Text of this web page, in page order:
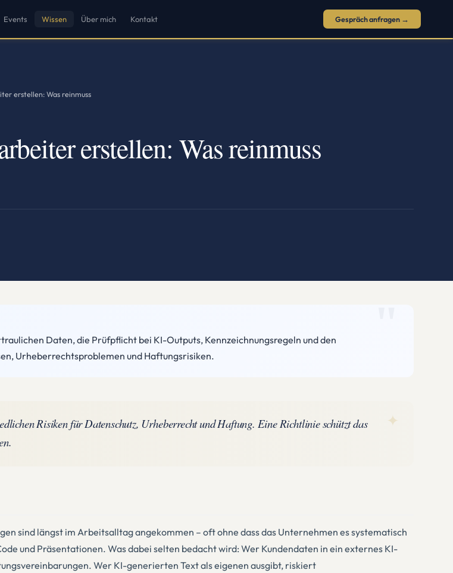
Events Wissen Über mich Kontakt Gespräch anfragen →
erstellen: Was reinmuss
erstellen: Was reinmuss
Daten, die Prüfpflicht bei KI-Outputs, Kennzeichnungsregeln und den
Urheberrechtsproblemen und Haftungsrisiken.
✦
Risiken für Datenschutz, Urheberrecht und Haftung. Eine Richtlinie schützt das
sind längst im Arbeitsalltag angekommen – oft ohne dass das Unternehmen es systematisch
und Präsentationen. Was dabei selten bedacht wird: Wer Kundendaten in ein externes KI-
Wer KI-generierten Text als eigenen ausgibt, riskiert